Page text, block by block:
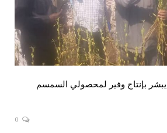
يبشر بإنتاج وفير لمحصولي السمسم